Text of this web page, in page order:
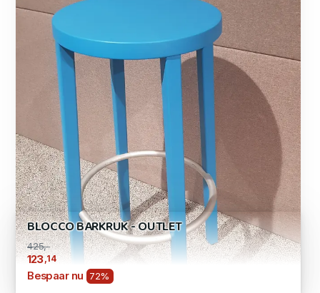
BLOCCO BARKRUK - OUTLET
425,-
123 ,14
Bespaar nu 72%